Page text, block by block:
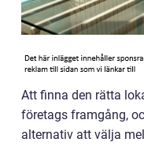
Att finna den rätta
företags framgång,
alternativ att välja